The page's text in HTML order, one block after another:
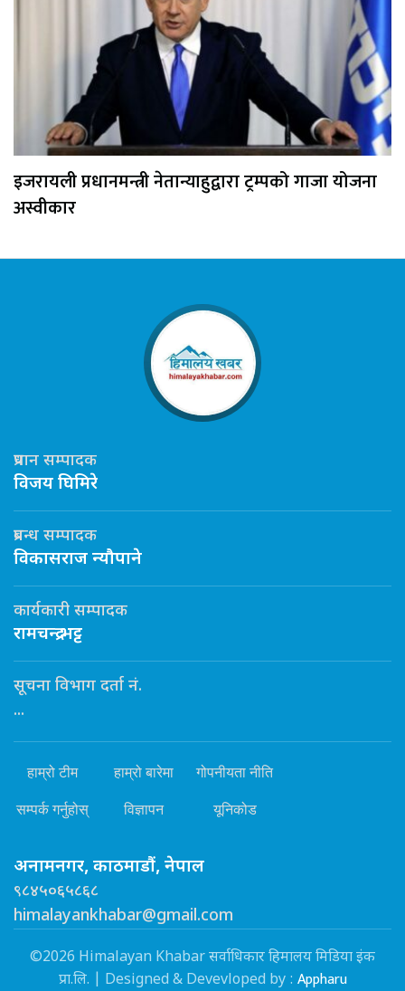
इजरायली प्रधानमन्त्री नेतान्याहुद्वारा ट्रम्पको गाजा योजना
अस्वीकार
प्रधान सम्पादक
विजय घिमिरे
प्रबन्ध सम्पादक
विकासराज न्यौपाने
कार्यकारी सम्पादक
रामचन्द्र भट्ट
सूचना विभाग दर्ता नं.
...
हाम्रो टीम हाम्रो बारेमा गोपनीयता नीति
सम्पर्क गर्नुहोस् विज्ञापन यूनिकोड
अनामनगर, काठमाडौं, नेपाल
९८४५०६५८६८
himalayankhabar@gmail.com
©2026 Himalayan Khabar सर्वाधिकार हिमालय मिडिया इंक
प्रा.लि. | Designed & Devevloped by : Appharu